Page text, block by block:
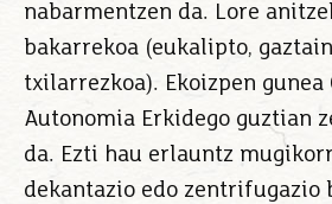
nabarmentzen da. Lore
bakarrekoa (eukalipto,
txilarrezkoa). Ekoizpen gunea
Autonomia Erkidego guztian
da. Ezti hau erlauntz
dekantazio edo zentrifugazio